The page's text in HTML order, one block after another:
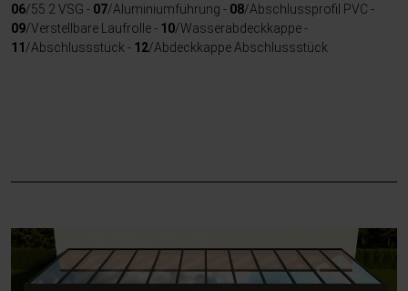
06/55.2 VSG - 07/Aluminiumführung - 08/Abschlussprofil PVC -
09/Verstellbare Laufrolle - 10/Wasserabdeckkappe -
11 /Abschlussstück - 12/Abdeckkappe Abschlussstück